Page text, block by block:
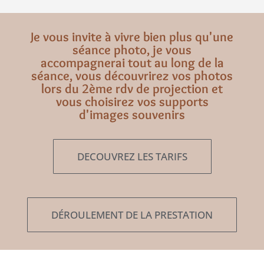
Je vous invite à vivre bien plus qu'une
séance photo, je vous
accompagnerai tout au long de la
séance, vous découvrirez vos photos
lors du 2ème rdv de projection et
vous choisirez vos supports
d'images souvenirs
DECOUVREZ LES TARIFS
DÉROULEMENT DE LA PRESTATION